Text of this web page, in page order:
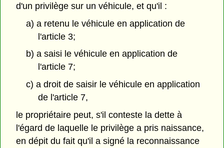
d'un privilège sur un véhicule, et qu'il :
a) a retenu le véhicule en application de
l'article 3;
b) a saisi le véhicule en application de
l'article 7;
c) a droit de saisir le véhicule en application
de l'article 7,
le propriétaire peut, s'il conteste la dette à
l'égard de laquelle le privilège a pris naissance,
en dépit du fait qu'il a signé la reconnaissance